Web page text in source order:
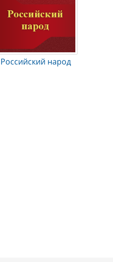
Российский народ